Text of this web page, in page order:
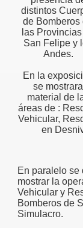
distintos
de Bomberos
las
San Felipe y
Andes.
En la
se mostrara
material de
áreas de :
Vehicular,
en
En paralelo se
mostrar la
Vehicular y
Bomberos de
Simulacro.
CHILE